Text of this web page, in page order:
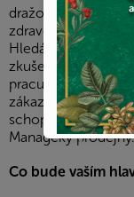
dražovanými
zdravé výživy
Hledáme
zkušenostmi na
pracuje s
zákazníci vždy rádi
schopností je
Manageky prodejny.
Co bude vaším